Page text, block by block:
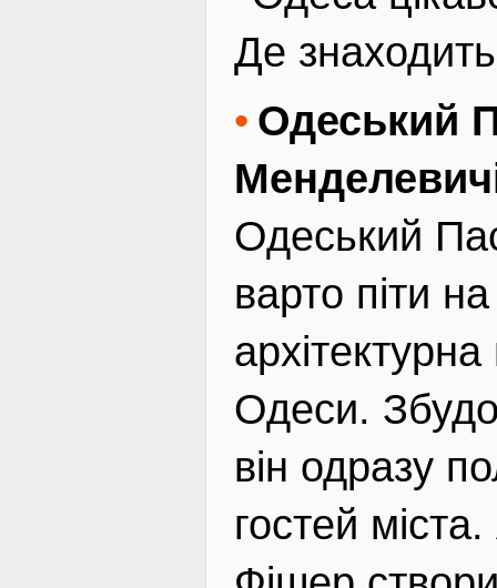
Де
Одеський
Одеський
варто піти
Одеси.
він одразу
гостей